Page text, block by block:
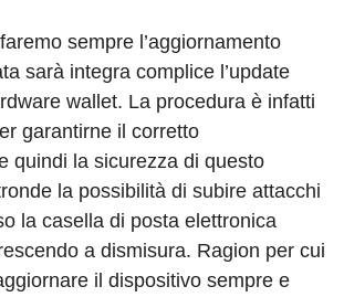
sempre l’aggiornamento
sarà integra complice l’update
wallet. La procedura è infatti
garantirne il corretto
quindi la sicurezza di questo
la possibilità di subire attacchi
la casella di posta elettronica
a dismisura. Ragion per cui
il dispositivo sempre e